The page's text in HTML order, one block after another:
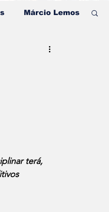
Márcio Lemos
terá,